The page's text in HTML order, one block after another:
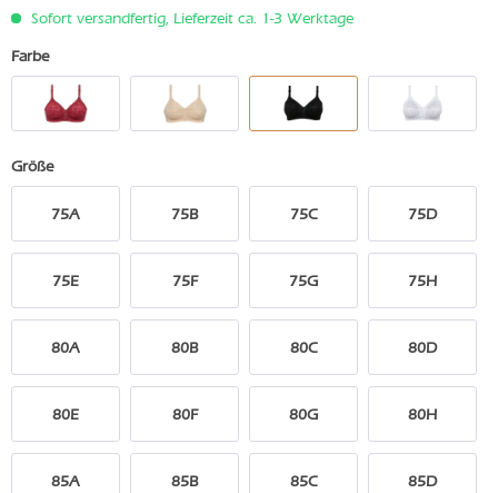
Sofort versandfertig, Lieferzeit ca. 1-3 Werktage
Farbe
Größe
75A 75B 75C 75D
75E 75F 75G 75H
80A 80B 80C 80D
80E 80F 80G 80H
85A 85B 85C 85D